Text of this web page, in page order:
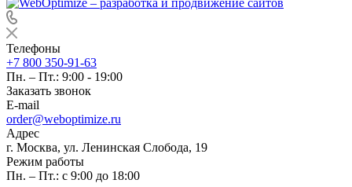
Телефоны
+7 800 350-91-63
Пн. – Пт.: 9:00 - 19:00
Заказать звонок
E-mail
order@weboptimize.ru
Адрес
г. Москва, ул. Ленинская Слобода, 19
Режим работы
Пн. – Пт.: с 9:00 до 18:00